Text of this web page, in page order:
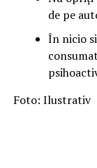
de pe
În nicio
Foto: Ilustrativ